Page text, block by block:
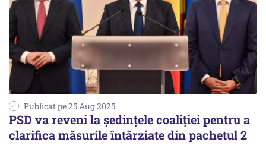
Publicat pe 25 Aug 2025
PSD va reveni la şedinţele coaliţiei pentru a
clarifica măsurile întârziate din pachetul 2